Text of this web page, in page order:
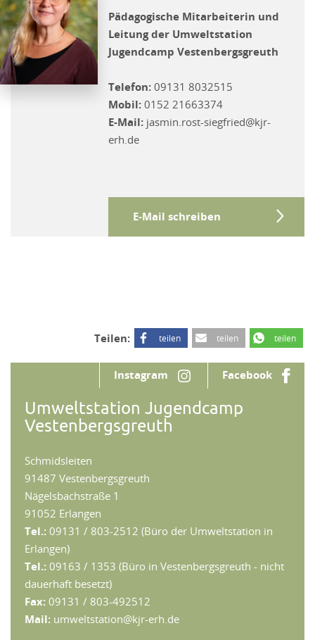
Pädagogische Mitarbeiterin und
Leitung der Umweltstation
Jugendcamp Vestenbergsgreuth
Telefon: 09131 8032515
Mobil: 0152 21663374
E-Mail: jasmin.rost-siegfried@kjr-
erh.de
E-Mail schreiben
Teilen: teilen teilen teilen
Instagram Facebook
Umweltstation Jugendcamp
Vestenbergsgreuth
Schmidsleiten
91487 Vestenbergsgreuth
Nägelsbachstraße 1
91052 Erlangen
Tel.: 09131 / 803-2512 (Büro der Umweltstation in
Erlangen)
Tel.: 09163 / 1353 (Büro in Vestenbergsgreuth - nicht
dauerhaft besetzt)
Fax: 09131 / 803-492512
Mail: umweltstation@kjr-erh.de